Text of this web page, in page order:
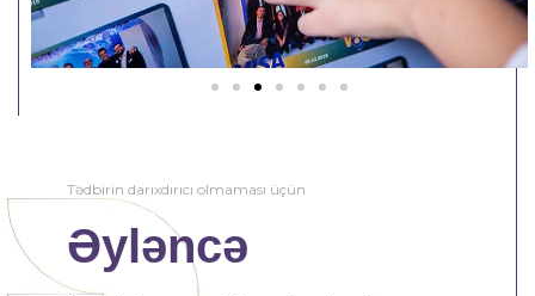
Tədbirin darıxdırıcı olmaması üçün
Əyləncə